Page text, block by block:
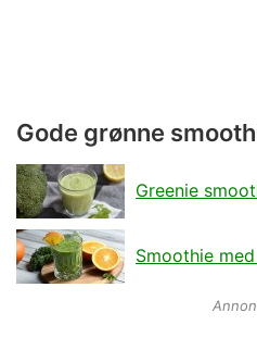
Gode grønne
Greenie
Smoothie